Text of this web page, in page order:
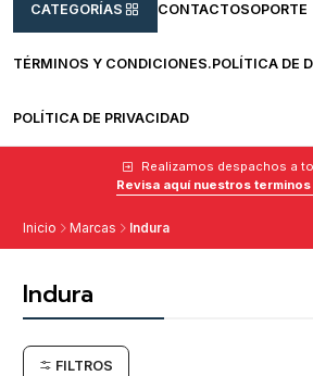
CATEGORÍAS CONTACTOSOPORTE
TÉRMINOS Y CONDICIONES.POLÍTICA DE
POLÍTICA DE PRIVACIDAD
Realizamos despachos a
Revisa aquí nuestros
Inicio Marcas Indura
Indura
FILTROS